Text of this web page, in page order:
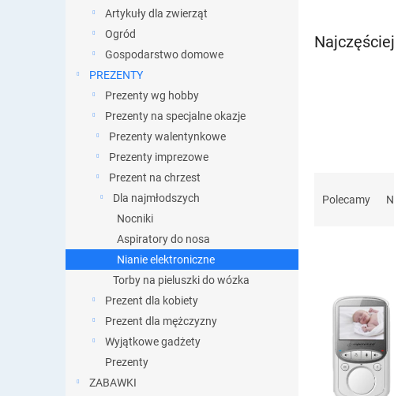
Artykuły dla zwierząt
Ogród
Gospodarstwo domowe
PREZENTY
Prezenty wg hobby
Prezenty na specjalne okazje
Prezenty walentynkowe
Prezenty imprezowe
Prezent na chrzest
Dla najmłodszych
Nocniki
Aspiratory do nosa
Nianie elektroniczne
Torby na pieluszki do wózka
Prezent dla kobiety
Prezent dla mężczyzny
Wyjątkowe gadżety
Prezenty
ZABAWKI
Polecamy